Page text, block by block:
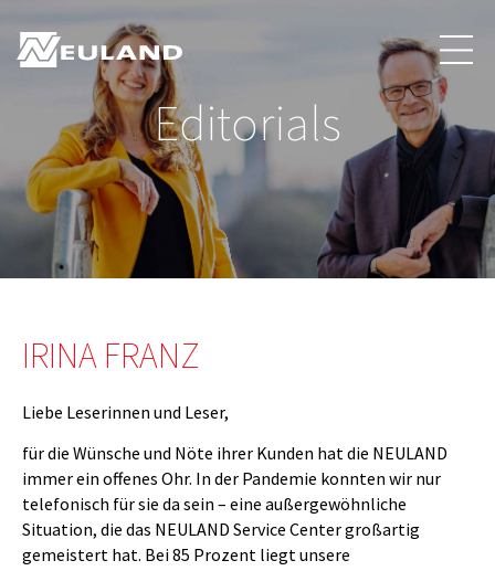
Editorials
IRINA FRANZ
Liebe Leserinnen und Leser,
für die Wünsche und Nöte ihrer Kunden hat die NEULAND
immer ein offenes Ohr. In der Pandemie konnten wir nur
telefonisch für sie da sein – eine außergewöhnliche
Situation, die das NEULAND Service Center großartig
gemeistert hat. Bei 85 Prozent liegt unsere